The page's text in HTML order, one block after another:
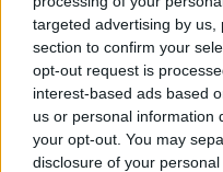
targeted advertising by
section to confirm your
opt-out request is
interest-based ads based
us or personal information
your opt-out. You may
disclosure of your
Iránytũ
Extrák
EGYÉB
Vibra jelzés